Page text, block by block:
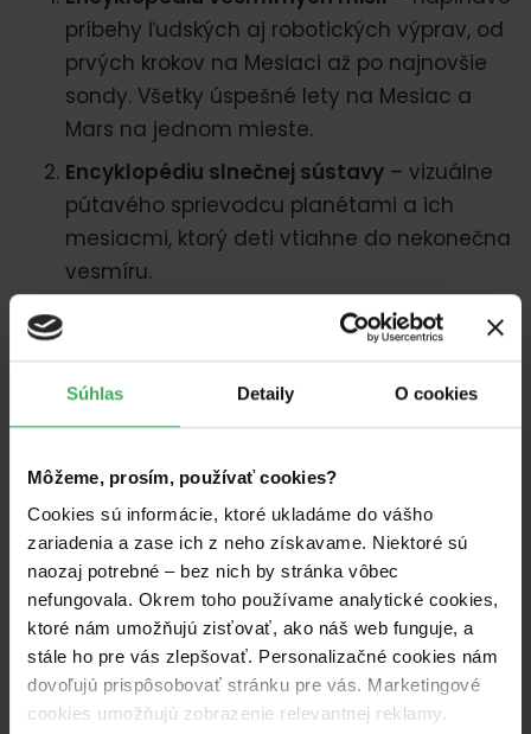
Súhlas Detaily O cookies
Môžeme, prosím, používať cookies?
Cookies sú informácie, ktoré ukladáme do vášho
zariadenia a zase ich z neho získavame. Niektoré sú
naozaj potrebné – bez nich by stránka vôbec
nefungovala. Okrem toho používame analytické cookies,
ktoré nám umožňujú zisťovať, ako náš web funguje, a
stále ho pre vás zlepšovať. Personalizačné cookies nám
dovoľujú prispôsobovať stránku pre vás. Marketingové
cookies umožňujú zobrazenie relevantnej reklamy.
príbehy ľudských aj robotických výprav, od
prvých krokov na Mesiaci až po najnovšie
sondy. Všetky úspešné lety na Mesiac a
Mars na jednom mieste.
Encyklopédiu slnečnej sústavy – vizuálne
pútavého sprievodcu planétami a ich
mesiacmi, ktorý deti vtiahne do nekonečna
vesmíru.
3D papierové modely Zeme, Mesiaca a
- deti si ich poskladajú samy a
priamo na modeloch môžu skúmať miesta
pristátí skutočných misií.
slovenčine – svetovo úspešnú interaktívnu
encyklopédiu vesmíru, preloženú do 17
jazykov a používanú viac než 30 miliónmi
ľudí po celom svete!
Lepidlo a lupa– všetko potrebné na
pohodlné skladanie modelov a
pozorovanie detailov.